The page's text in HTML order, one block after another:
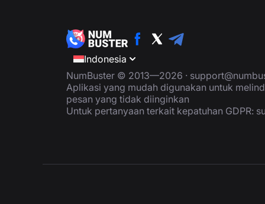
Indonesia
NumBuster © 2013—2026 ·
Aplikasi yang mudah digunakan untuk
pesan yang tidak diinginkan
Untuk pertanyaan terkait kepatuhan GDPR: